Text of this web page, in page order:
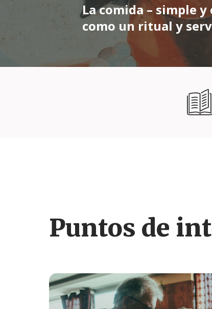
La comida – simple
como un ritual y
Puntos de